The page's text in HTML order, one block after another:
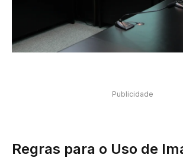
Publicidade
Regras para o Uso de